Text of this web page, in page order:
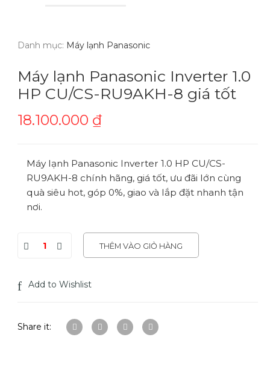
Danh mục: Máy lạnh Panasonic
Máy lạnh Panasonic Inverter 1.0
HP CU/CS-RU9AKH-8 giá tốt
18.100.000 ₫
Máy lạnh Panasonic Inverter 1.0 HP CU/CS-
RU9AKH-8 chính hãng, giá tốt, ưu đãi lớn cùng
quà siêu hot, góp 0%, giao và lắp đặt nhanh tận
nơi.
THÊM VÀO GIỎ HÀNG
Add to Wishlist
Share it: